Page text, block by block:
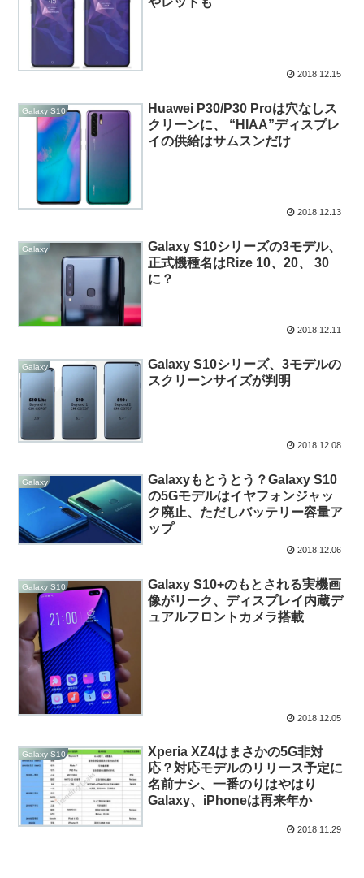
2018.12.15
Galaxy S10
Huawei P30/P30 Proは穴なしス
クリーンに、 “HIAA”ディスプレ
イの供給はサムスンだけ
2018.12.13
Galaxy
Galaxy S10シリーズの3モデル、
正式機種名はRize 10、20、 30
に？
2018.12.11
Galaxy
Galaxy S10シリーズ、3モデルの
スクリーンサイズが判明
2018.12.08
Galaxy
Galaxyもとうとう？Galaxy S10
の5Gモデルはイヤフォンジャッ
ク廃止、ただしバッテリー容量ア
ップ
2018.12.06
Galaxy S10
Galaxy S10+のもとされる実機画
像がリーク、ディスプレイ内蔵デ
ュアルフロントカメラ搭載
2018.12.05
Galaxy S10
Xperia XZ4はまさかの5G非対
応？対応モデルのリリース予定に
名前ナシ、一番のりはやはり
Galaxy、iPhoneは再来年か
2018.11.29